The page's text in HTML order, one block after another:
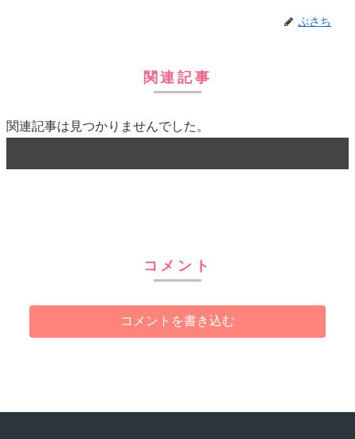
ぷさち
関連記事
関連記事は見つかりませんでした。
コメント
コメントを書き込む